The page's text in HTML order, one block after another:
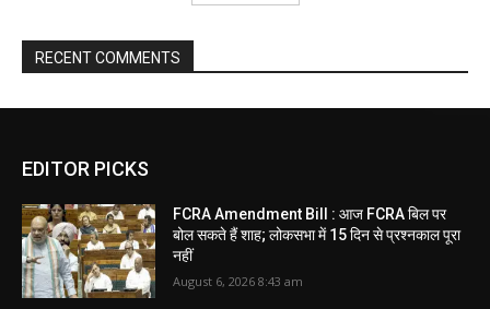
RECENT COMMENTS
EDITOR PICKS
FCRA Amendment Bill : आज FCRA बिल पर
बोल सकते हैं शाह; लोकसभा में 15 दिन से प्रश्नकाल पूरा
नहीं
August 6, 2026 8:43 am